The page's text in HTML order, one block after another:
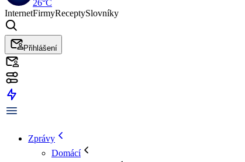
26°C
InternetFirmyReceptySlovníky
Přihlášení
Zprávy
Domácí